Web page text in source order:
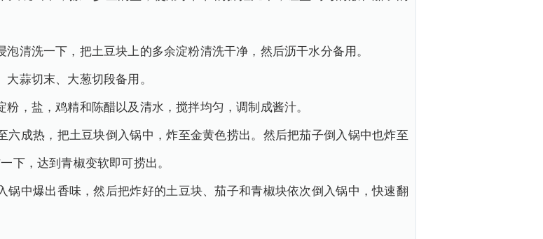
清洗一下，把土豆块上的多余淀粉清洗干净，然后沥干水分备用。
蒜切末、大葱切段备用。
，盐，鸡精和陈醋以及清水，搅拌均匀，调制成酱汁。
六成热，把土豆块倒入锅中，炸至金黄色捞出。然后把茄子倒入锅中也炸至
下，达到青椒变软即可捞出。
锅中爆出香味，然后把炸好的土豆块、茄子和青椒块依次倒入锅中，快速翻